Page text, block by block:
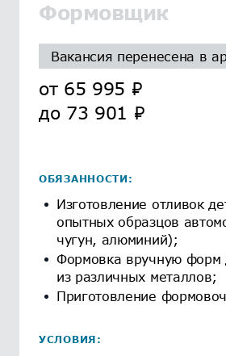
Формовщик
Вакансия перенесена в
от 65 995 ₽
до 73 901 ₽
ОБЯЗАННОСТИ:
Изготовление отливок
опытных образцов
чугун, алюминий);
Формовка вручную форм
из различных металлов;
Приготовление
УСЛОВИЯ: